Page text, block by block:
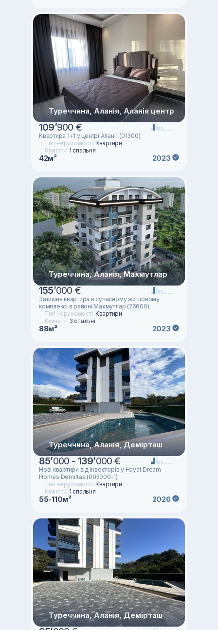
Туреччина, Аланія, Аланія центр
109’900 €
Квартира 1+1 у центрі Аланії (01300)
Тип нерухомості: Квартири
Кімнати: 1 спальня
42м² 2023
Туреччина, Аланія, Махмутлар
155’000 €
Затишна квартира в сучасному житловому
комплексі в районі Махмутлар (26600)
Тип нерухомості: Квартири
Кімнати: 3 спальні
88м² 2023
Туреччина, Аланія, Демірташ
85’000 - 139’000 €
Новi квартири вiд iнвесторiв у Hayat Dream
Homes Demirtas (005000-1)
Тип нерухомості: Квартири
Кімнати: 1 спальня
55-110м² 2026
Туреччина, Аланія, Демірташ